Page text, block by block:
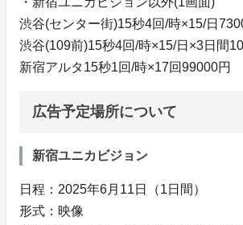
渋谷(センター街)15秒4回/時×15/日
渋谷(109前)15秒4回/時×15/日×3日間
新宿アルタ15秒1回/時×17回99000円
広告予定場所について
新宿ユニカビジョン
日程：2025年6月11日（1日間）
形式：映像